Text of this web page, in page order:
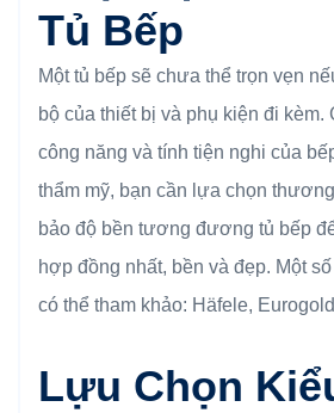
Tủ Bếp
Một tủ bếp sẽ chưa thể trọn vẹn
bộ của thiết bị và phụ kiện đi
công năng và tính tiện nghi của
thẩm mỹ, bạn cần lựa chọn
bảo độ bền tương đương tủ bếp
hợp đồng nhất, bền và đẹp. Một
có thể tham khảo: Häfele,
Lựu Chọn